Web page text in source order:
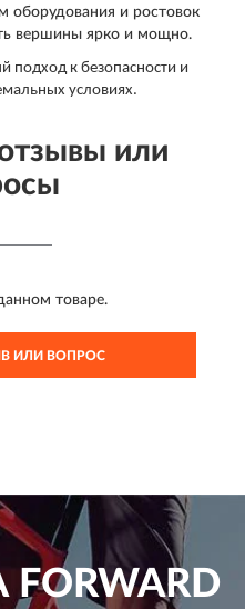
и ростовок
вершины ярко и мощно.
подход к безопасности и
условиях.
или
товаре.
ИЛИ ВОПРОС
FORWARD